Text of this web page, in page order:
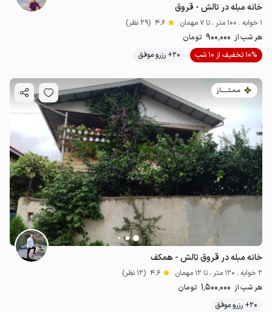
خانه مبله در تالش - قروق
1 خوابه . 100 متر . تا 7 مهمان 4.6 (29 نظر)
هر شب از 900٬000 تومان
10% تخفیف از 10 شب
20+ رزرو موفق
مـمـتــــــاز
خانه مبله در قروق تالش - همکف
2 خوابه . 120 متر . تا 12 مهمان 4.6 (12 نظر)
هر شب از 1٬500٬000 تومان
20+ رزرو موفق